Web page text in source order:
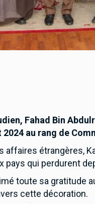
Fahad Bin
au rang de
étrangères,
pays qui perdurent
toute sa gratitude
cette décoration.